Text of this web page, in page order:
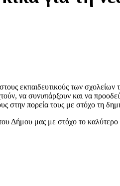
εκπαιδευτικούς των
να συνυπάρξουν και να
στην πορεία τους με στόχο τη
Δήμου μας με στόχο το καλύτερο